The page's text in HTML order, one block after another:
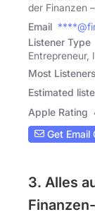
der Finanzen –
Email
Listener Type
Entrepreneur,
Most
Estimated
Apple Rating
Get Email
3. Alles